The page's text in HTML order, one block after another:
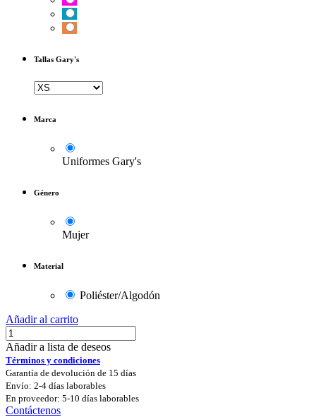
Tallas Gary's
Marca
Uniformes Gary's
Género
Mujer
Material
Poliéster/Algodón
Añadir al carrito
Añadir a lista de deseos
Términos y condiciones
Garantía de devolución de 15 días
Envío: 2-4 días laborables
En proveedor: 5-10 días laborables
Contáctenos